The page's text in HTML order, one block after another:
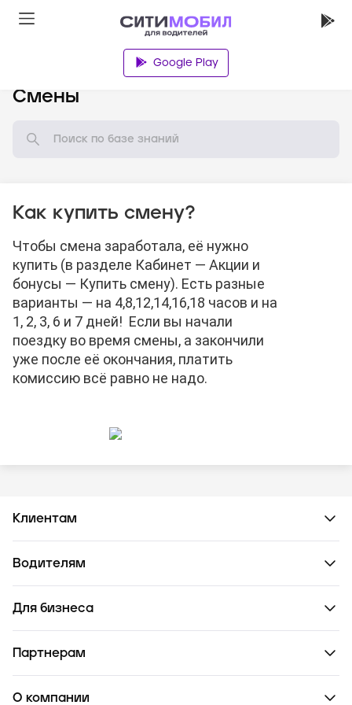
Google Play
Смены
Как купить смену?
Чтобы смена заработала, её нужно
купить (в разделе Кабинет — Акции и
бонусы — Купить смену). Есть разные
варианты — на 4,8,12,14,16,18 часов и на
1, 2, 3, 6 и 7 дней! Если вы начали
поездку во время смены, а закончили
уже после её окончания, платить
комиссию всё равно не надо.
Клиентам
Водителям
Для бизнеса
Партнерам
О компании